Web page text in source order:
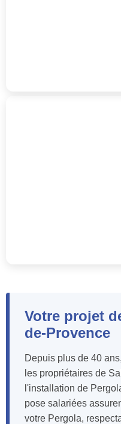
Votre projet
de-Provence
Depuis plus de 40
les propriétaires de
l'installation de
pose salariées
votre Pergola,